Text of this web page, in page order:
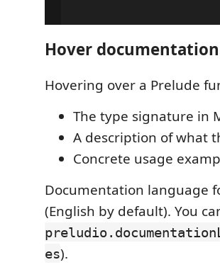
Hover documentation
Hovering over a Prelude
The type signature in
A description of what
Concrete usage
Documentation language
(English by default). You
es).